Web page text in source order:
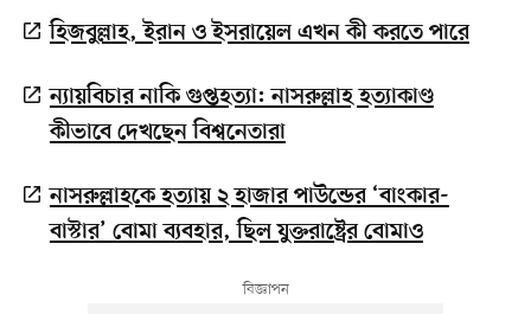
হিজবুল্লাহ, ইরান ও ইসরায়েল এখন কী করতে পারে
ন্যায়বিচার নাকি গুপ্তহত্যা: নাসরুল্লাহ হত্যাকাণ্ড
কীভাবে দেখছেন বিশ্বনেতারা
নাসরুল্লাহকে হত্যায় ২ হাজার পাউন্ডের ‘বাংকার-
বাস্টার’ বোমা ব্যবহার, ছিল যুক্তরাষ্ট্রের বোমাও